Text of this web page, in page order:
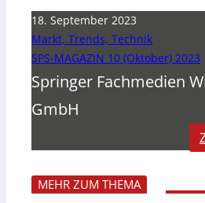
18. September 2023
Markt, Trends, Technik
SPS-MAGAZIN 10 (Oktober) 2023
Springer Fachmedien
GmbH
MEHR ZUM THEMA